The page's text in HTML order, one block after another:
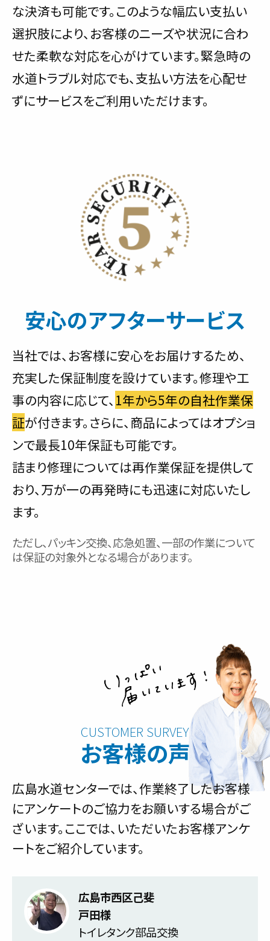
な決済も可能です。このような幅広い支払い
選択肢により、お客様のニーズや状況に合わ
せた柔軟な対応を心がけています。緊急時の
水道トラブル対応でも、支払い方法を心配せ
ずにサービスをご利用いただけます。
安心のアフターサービス
当社では、お客様に安心をお届けするため、
充実した保証制度を設けています。修理や工
事の内容に応じて、 1年から5年の自社作業保
証が付きます。さらに、商品によってはオプショ
ンで最長10年保証も可能です。
詰まり修理については再作業保証を提供して
おり、万が一の再発時にも迅速に対応いたし
ます。
ただし、パッキン交換、応急処置、一部の作業について
は保証の対象外となる場合があります。
お客様の声
広島水道センターでは、作業終了したお客様
にアンケートのご協力をお願いする場合がご
ざいます。ここでは、いただいたお客様アンケ
ートをご紹介しています。
広島市西区己斐
戸田様
トイレタンク部品交換